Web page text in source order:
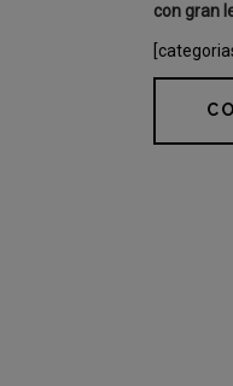
con gran